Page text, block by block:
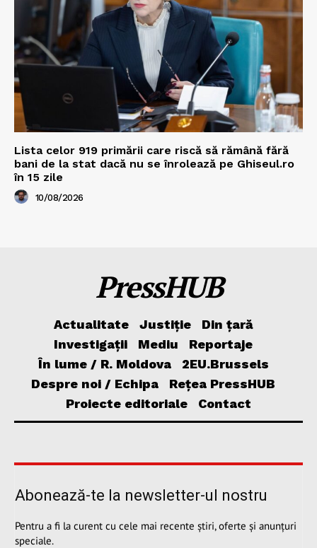
Lista celor 919 primării care riscă să rămână fără
bani de la stat dacă nu se înrolează pe Ghiseul.ro
în 15 zile
10/08/2026
PressHUB
Actualitate Justiție
Din țară
Investigații
Mediu
Reportaje
În lume / R. Moldova
2EU.Brussels
Despre noi / Echipa
Rețea PressHUB
Proiecte editoriale
Contact
Abonează-te la newsletter-ul nostru
Pentru a fi la curent cu cele mai recente știri, oferte și anunțuri
speciale.